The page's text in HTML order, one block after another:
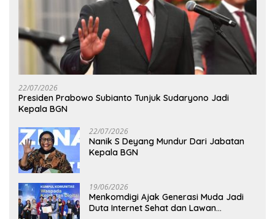
22/07/2026
Presiden Prabowo Subianto Tunjuk Sudaryono Jadi
Kepala BGN
22/07/2026
Nanik S Deyang Mundur Dari Jabatan
Kepala BGN
19/06/2026
Menkomdigi Ajak Generasi Muda Jadi
Duta Internet Sehat dan Lawan